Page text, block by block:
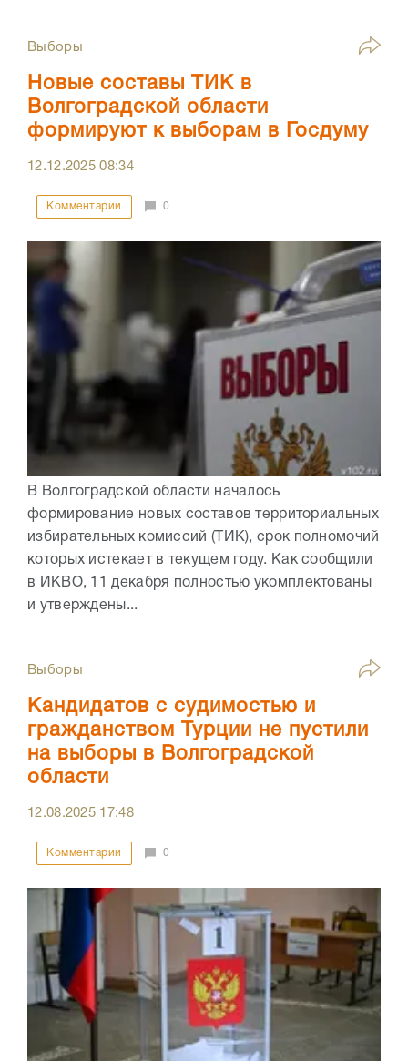
Выборы
Новые составы ТИК в
Волгоградской области
формируют к выборам в Госдуму
12.12.202508:34
Комментарии 0
В Волгоградской области началось
формирование новых составов территориальных
избирательных комиссий (ТИК), срок полномочий
которых истекает в текущем году. Как сообщили
в ИКВО, 11 декабря полностью укомплектованы
и утверждены...
Выборы
Кандидатов с судимостью и
гражданством Турции не пустили
на выборы в Волгоградской
области
12.08.2025 17:48
Комментарии 0